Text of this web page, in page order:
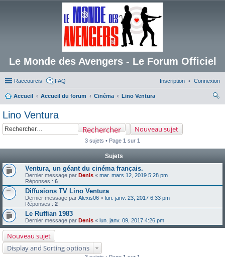
Le Monde des Avengers - Le Forum Officiel
Raccourcis FAQ Connexion
Inscription
Accueil Accueil du forum Cinéma
Lino Ventura
Lino Ventura
Nouveau sujet
Rechercher
3 sujets • Page 1 sur 1
Sujets
Ventura, un géant du cinéma français.
Dernier message par Denis « mar. mars 12, 2019 5:28 pm
Réponses : 6
Diffusions TV Lino Ventura
Dernier message par Alexis06 « lun. janv. 23, 2017 6:33 pm
Réponses : 2
Le Ruffian 1983
Dernier message par Denis « lun. janv. 09, 2017 4:26 pm
Nouveau sujet
Display and Sorting options